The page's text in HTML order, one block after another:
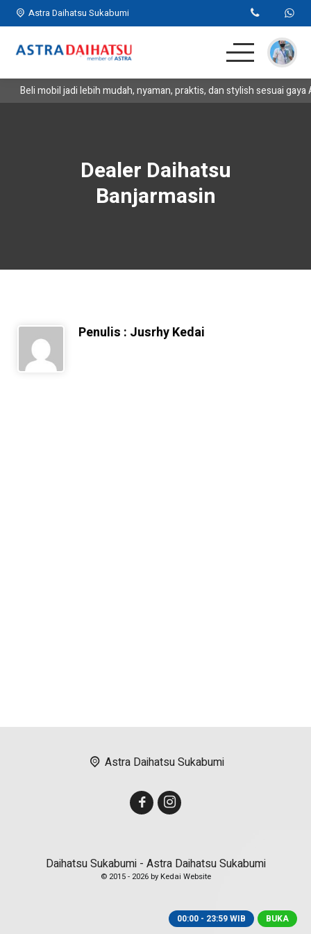
Astra Daihatsu Sukabumi
00:00 - 23:59 WIB BUKA
Home
Lainnya
Beli mobil jadi lebih mudah, nyaman, praktis, dan stylish sesuai
Dealer Daihatsu
Banjarmasin
Penulis : Jusrhy Kedai
Astra Daihatsu Sukabumi
Daihatsu Sukabumi - Astra Daihatsu Sukabumi
© 2015 - 2026 by Kedai Website